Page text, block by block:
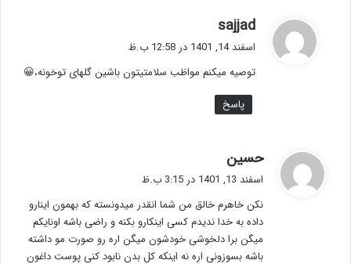
sajjad
:
اسفند 14, 1401 در 12:58 ب.ظ
توصیه میکنم مواظب سلامتیتون باشین گلهای توخونه،😀
پاسخ
حسین
:
اسفند 13, 1401 در 3:15 ب.ظ
نکن خاهرم خالق من شما انقدر میدونسته که بهمون اینارو
داده به خدا ندیدم کسی اینکارو بکنه و راضی باشه اونایکم
میگن برا دلخوشی خودشون میگن اره رو صورت مو داشته
باشه بسوزونی اره نه اینکه کل بدن نابود کنی پوست داغون